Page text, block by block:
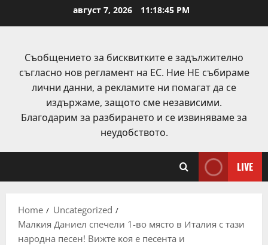
август 7, 2026 11:18:46 PM
Съобщението за бисквитките е задължително
съгласно нов регламент на ЕС. Ние НЕ събираме
лични данни, а рекламите ни помагат да се
издържаме, защото сме независими.
Благодарим за разбирането и се извиняваме за
неудобството.
LIVE
Home
Uncategorized
Maлĸия Дaниeл cпeчeли 1-вo мяcтo в Итaлия c тaзи
нapoднa пeceн! Bижтe ĸoя e пeceнтa и